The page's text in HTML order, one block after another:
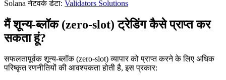
Solana नेटवर्क डेटा: Validators Solutions
मैं शून्य-ब्लॉक (zero-slot) ट्रेडिंग कैसे प्राप्त कर
सकता हूं?
सफलतापूर्वक शून्य-ब्लॉक (zero-slot) व्यापार को प्राप्त करने के लिए अधिक
परिष्कृत रणनीतियों की आवश्यकता होती है, इस प्रकार: